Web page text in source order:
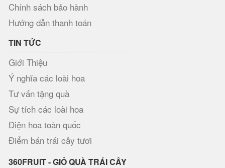
Chính sách bảo hành
Hướng dẫn thanh toán
TIN TỨC
Giới Thiệu
Ý nghĩa các loài hoa
Tư vấn tặng quà
Sự tích các loài hoa
Điện hoa toàn quốc
Điểm bán trái cây tươi
360FRUIT - GIỎ QUÀ TRÁI CÂY